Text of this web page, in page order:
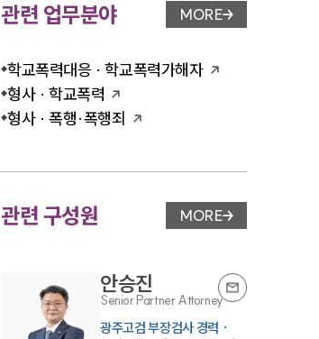
관련 업무분야 업무분야 페이지 이
MORE
학교폭력대응 · 학교폭력가해자
형사 · 학교폭력
형사 · 폭행·폭행죄
관련 구성원 변호사 페이지 이동
MORE
안승진
Senior Partner Attorney
광주고검 부장검사 경력 ·